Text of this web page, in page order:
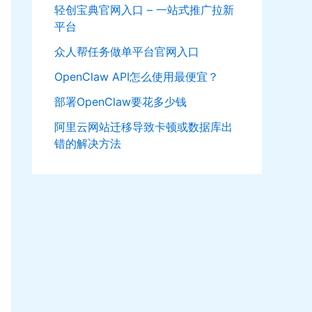
轻创宝典官网入口 – 一站式推广拉新
平台
众人帮任务做单平台官网入口
OpenClaw API怎么使用最便宜？
部署OpenClaw要花多少钱
阿里云网站迁移导致卡顿或数据库出
错的解决方法